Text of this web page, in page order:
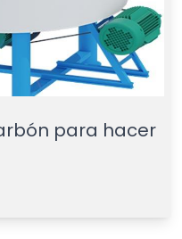
para hacer